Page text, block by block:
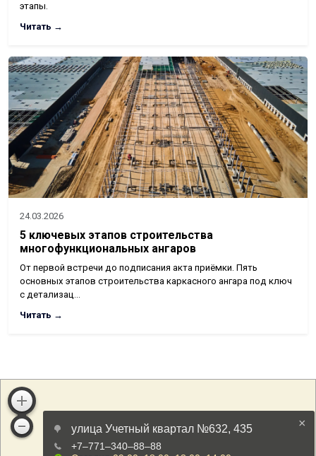
этапы.
Читать →
24.03.2026
5 ключевых этапов строительства
многофункциональных ангаров
От первой встречи до подписания акта приёмки. Пять
основных этапов строительства каркасного ангара под ключ
с детализац…
Читать →